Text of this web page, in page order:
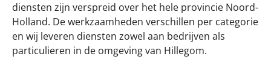
diensten zijn verspreid over het hele provincie Noord-
Holland. De werkzaamheden verschillen per categorie
en wij leveren diensten zowel aan bedrijven als
particulieren in de omgeving van Hillegom.